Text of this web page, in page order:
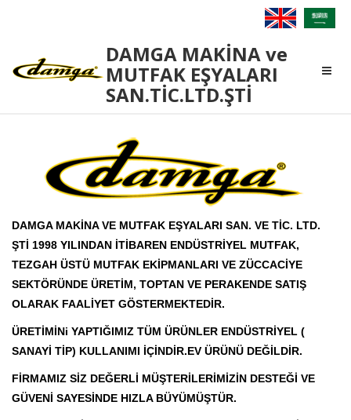
Damga
Makina
DAMGA MAKİNA ve
MUTFAK EŞYALARI
SAN.TİC.LTD.ŞTİ
DAMGA MAKİNA VE MUTFAK EŞYALARI SAN. VE TİC. LTD.
ŞTİ 1998 YILINDAN İTİBAREN ENDÜSTRİYEL MUTFAK,
TEZGAH ÜSTÜ MUTFAK EKİPMANLARI VE ZÜCCACİYE
SEKTÖRÜNDE ÜRETİM, TOPTAN VE PERAKENDE SATIŞ
OLARAK FAALİYET GÖSTERMEKTEDİR.
ÜRETİMİNi YAPTIĞIMIZ TÜM ÜRÜNLER ENDÜSTRİYEL (
SANAYİ TİP) KULLANIMI İÇİNDİR.EV ÜRÜNÜ DEĞİLDİR.
FİRMAMIZ SİZ DEĞERLİ MÜŞTERİLERİMİZİN DESTEĞİ VE
GÜVENİ SAYESİNDE HIZLA BÜYÜMÜŞTÜR.